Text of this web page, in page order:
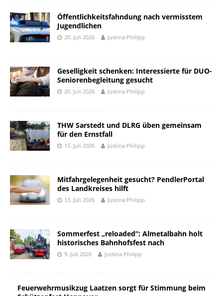
Öffentlichkeitsfahndung nach vermisstem
Jugendlichen
20. Juli 2026 Justina Philipp
Geselligkeit schenken: Interessierte für DUO-
Seniorenbegleitung gesucht
20. Juli 2026 Justina Philipp
THW Sarstedt und DLRG üben gemeinsam
für den Ernstfall
15. Juli 2026 Justina Philipp
Mitfahrgelegenheit gesucht? PendlerPortal
des Landkreises hilft
13. Juli 2026 Justina Philipp
Sommerfest „reloaded“: Almetalbahn holt
historisches Bahnhofsfest nach
9. Juli 2026 Justina Philipp
Feuerwehrmusikzug Laatzen sorgt für Stimmung beim